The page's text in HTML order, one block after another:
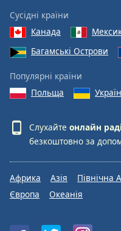
Сусідні країни
Канада
Багамські Острови
Популярні країни
Польща
Слухайте онлайн
безкоштовно за
Африка Азія Північна
Європа
Океанія